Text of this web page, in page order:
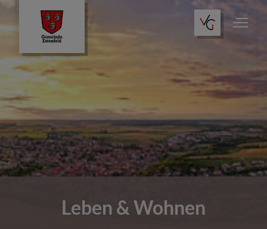
Leben & Wohnen
Wo finde ich was?
Leben & Wohnen